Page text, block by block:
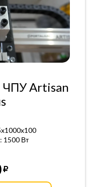
ЧПУ Artisan
1500 Вт